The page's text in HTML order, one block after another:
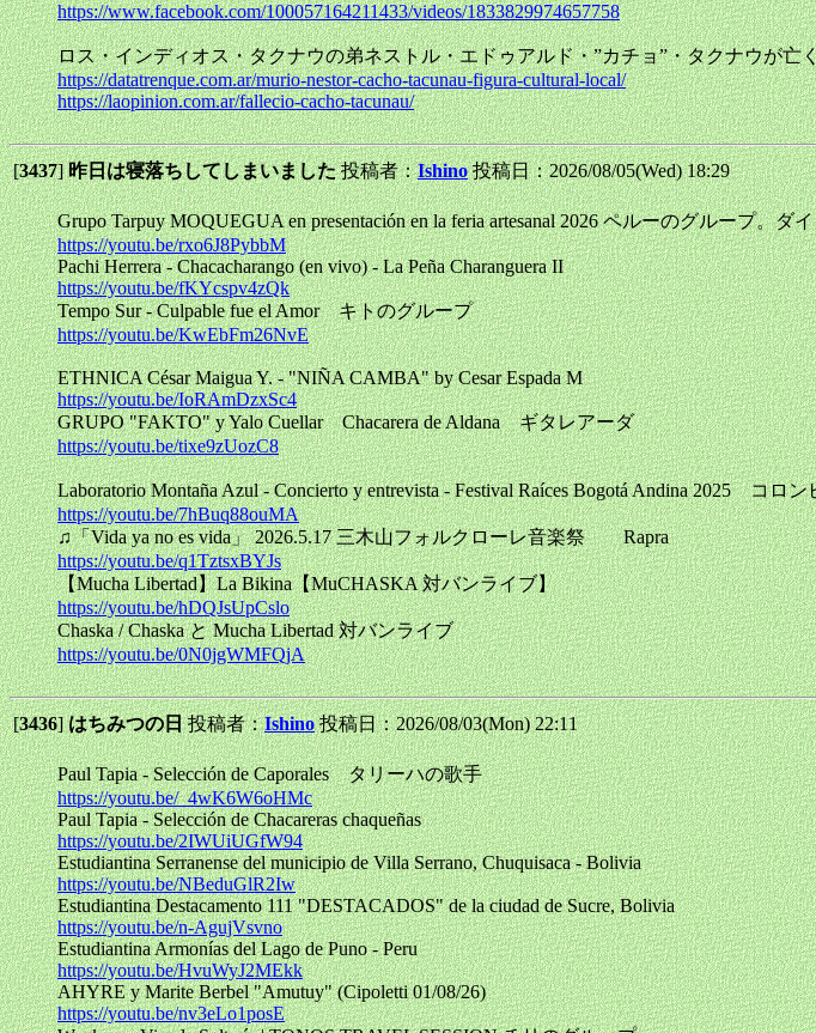
https://www.facebook.com/100057164211433/videos/1833829974657758
ロス・インディオス・タクナウの弟ネストル・エドゥアルド・”カチョ”・タクナウが
https://datatrenque.com.ar/murio-nestor-cacho-tacunau-figura-cultural-local/
https://laopinion.com.ar/fallecio-cacho-tacunau/
[3437]昨日は寝落ちしてしまいました投稿者：Ishino 投稿日：2026/08/05(Wed) 18:29
Grupo Tarpuy MOQUEGUA en presentación en la feria artesanal 2026 ペルーのグループ。ダ
https://youtu.be/rxo6J8PybbM
Pachi Herrera - Chacacharango (en vivo) - La Peña Charanguera II
https://youtu.be/fKYcspv4zQk
Tempo Sur - Culpable fue el Amor キトのグループ
https://youtu.be/KwEbFm26NvE
ETHNICA César Maigua Y. - "NIÑA CAMBA" by Cesar Espada M
https://youtu.be/IoRAmDzxSc4
GRUPO "FAKTO" y Yalo Cuellar Chacarera de Aldana ギタレアーダ
https://youtu.be/tixe9zUozC8
Laboratorio Montaña Azul - Concierto y entrevista - Festival Raíces Bogotá Andina 2025 コロ
https://youtu.be/7hBuq88ouMA
♫「Vida ya no es vida」 2026.5.17 三木山フォルクローレ音楽祭 Rapra
https://youtu.be/q1TztsxBYJs
【Mucha Libertad】La Bikina【MuCHASKA 対バンライブ】
https://youtu.be/hDQJsUpCslo
Chaska / Chaska と Mucha Libertad 対バンライブ
https://youtu.be/0N0jgWMFQjA
[3436]はちみつの日投稿者：Ishino 投稿日：2026/08/03(Mon) 22:11
Paul Tapia - Selección de Caporales タリーハの歌手
https://youtu.be/_4wK6W6oHMc
Paul Tapia - Selección de Chacareras chaqueñas
https://youtu.be/2IWUiUGfW94
Estudiantina Serranense del municipio de Villa Serrano, Chuquisaca - Bolivia
https://youtu.be/NBeduGlR2Iw
Estudiantina Destacamento 111 "DESTACADOS" de la ciudad de Sucre, Bolivia
https://youtu.be/n-AgujVsvno
Estudiantina Armonías del Lago de Puno - Peru
https://youtu.be/HvuWyJ2MEkk
AHYRE y Marite Berbel "Amutuy" (Cipoletti 01/08/26)
https://youtu.be/nv3eLo1posE